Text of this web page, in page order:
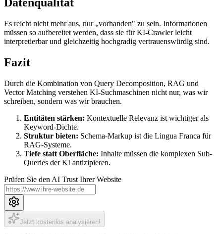
Es reicht nicht mehr aus, nur „vorhanden" zu sein. Informationen
müssen so aufbereitet werden, dass sie für KI-Crawler leicht
interpretierbar und gleichzeitig hochgradig vertrauenswürdig sind.
Fazit
Durch die Kombination von Query Decomposition, RAG und
Vector Matching verstehen KI-Suchmaschinen nicht nur, was wir
schreiben, sondern was wir brauchen.
Entitäten stärken: Kontextuelle Relevanz ist wichtiger als
Keyword-Dichte.
Struktur bieten: Schema-Markup ist die Lingua Franca für
RAG-Systeme.
Tiefe statt Oberfläche: Inhalte müssen die komplexen Sub-
Queries der KI antizipieren.
Prüfen Sie den AI Trust Ihrer Website
Jetzt kostenlos analysieren!